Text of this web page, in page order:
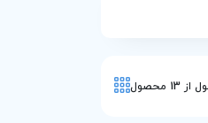
از 13 محصول